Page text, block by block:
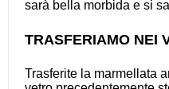
sarà bella morbida e si
TRASFERIAMO NEI
Trasferite la marmellata